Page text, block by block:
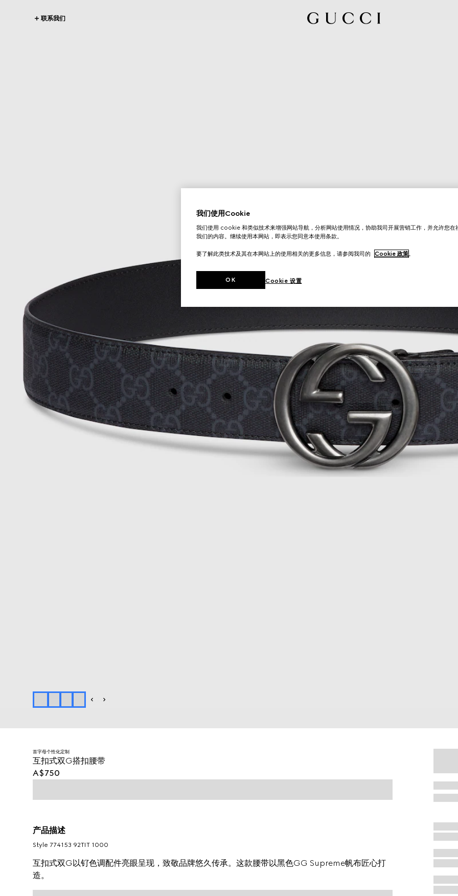
联系我们
首字母个性化定制
互扣式双G搭扣腰带
A$750
产品描述
Style ‎774153 92TIT 1000
互扣式双G以钌色调配件亮眼呈现，致敬品牌悠久传承。这款腰带以黑色GG Supreme帆布匠心打
造。
我们使用Cookie
我们使用 cookie 和类似技术来增强网站导航，分析网站使用情况，协助我司开展营销工作，并允许您在
我们的内容。继续使用本网站，即表示您同意本使用条款。
要了解此类技术及其在本网站上的使用相关的更多信息，请参阅我司的 Cookie 政策。
Cookie 设置
OK